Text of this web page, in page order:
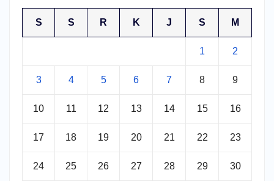
S S R K J S M
1 2
3 4 5 6 7 8 9
10 11 12 13 14 15 16
17 18 19 20 21 22 23
24 25 26 27 28 29 30